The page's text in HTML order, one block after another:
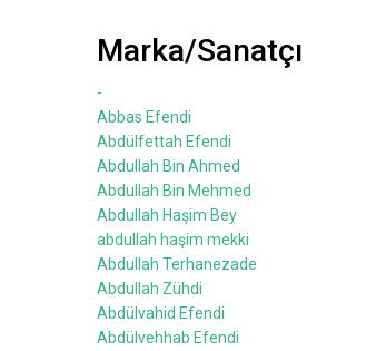
Marka/Sanatçı
-
Abbas Efendi
Abdülfettah Efendi
Abdullah Bin Ahmed
Abdullah Bin Mehmed
Abdullah Haşim Bey
abdullah haşim mekki
Abdullah Terhanezade
Abdullah Zühdi
Abdülvahid Efendi
Abdülvehhab Efendi